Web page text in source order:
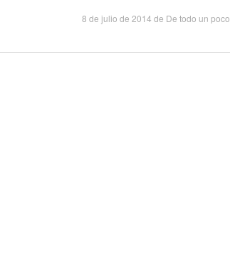
8 de julio de 2014 de De todo un poco